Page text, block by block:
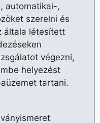
automatikai-,
szerelni és
általa létesített
végezni,
helyezést
tartani.